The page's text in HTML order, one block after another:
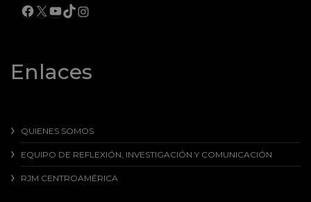
FACEBOOK
X YOUTUBE
TIKTOK
INSTAGRAM
Enlaces
QUIENES SOMOS
EQUIPO DE REFLEXIÓN, INVESTIGACIÓN Y COMUNICACIÓN
RJM CENTROAMÉRICA